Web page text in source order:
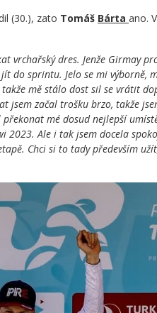
(30.), zato Tomáš Bárta ano.
vrchařský dres. Jenže Girmay
do sprintu. Jelo se mi výborně,
mě stálo dost sil se vrátit
jsem začal trošku brzo, takže
mé dosud nejlepší
2023. Ale i tak jsem docela
Chci si to tady především